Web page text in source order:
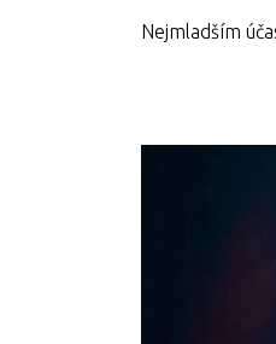
Nejmladším